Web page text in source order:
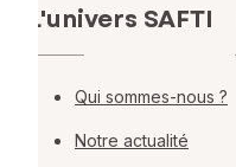
L'univers SAFTI
Qui sommes-nous ?
Notre actualité